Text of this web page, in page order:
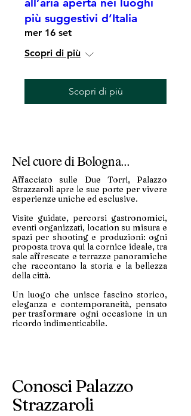
all’aria aperta nei luoghi
più suggestivi d’Italia
mer 16 set
Scopri di più
Scopri di più
Nel cuore di Bologna...
Affacciato sulle Due Torri, Palazzo
Strazzaroli apre le sue porte per vivere
esperienze uniche ed esclusive.
Visite guidate, percorsi gastronomici,
eventi organizzati, location su misura e
spazi per shooting e produzioni: ogni
proposta trova qui la cornice ideale, tra
sale affrescate e terrazze panoramiche
che raccontano la storia e la bellezza
della città.
Un luogo che unisce fascino storico,
eleganza e contemporaneità, pensato
per trasformare ogni occasione in un
ricordo indimenticabile.
Conosci Palazzo
Strazzaroli